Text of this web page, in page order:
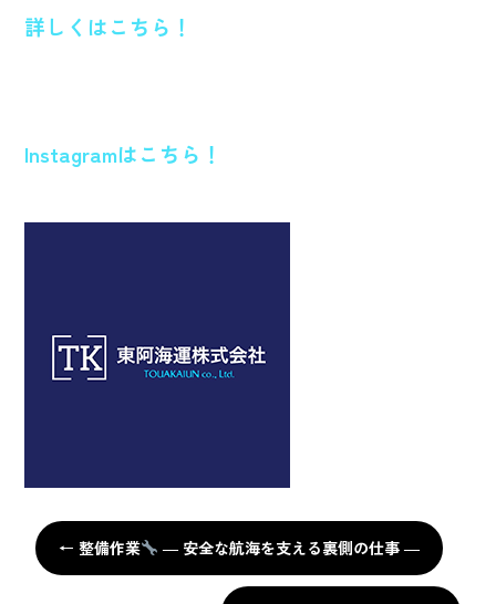
詳しくはこちら！
Instagramはこちら！
← 整備作業 ― 安全な航海を支える裏側の仕事 ―